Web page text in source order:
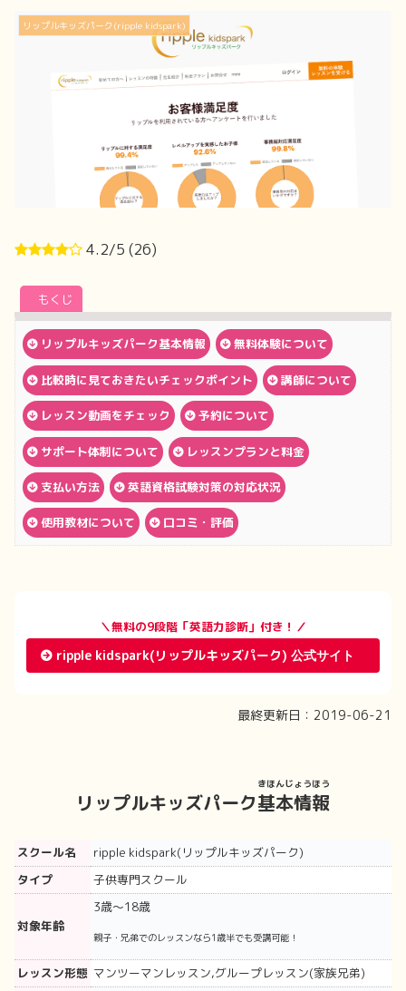
リップルキッズパーク(ripple kidspark)
4.2/5 (26)
もくじ
リップルキッズパーク基本情報 無料体験について
比較時に見ておきたいチェックポイント 講師について
レッスン動画をチェック 予約について
サポート体制について レッスンプランと料金
支払い方法 英語資格試験対策の対応状況
使用教材について 口コミ・評価
＼無料の9段階「英語力診断」付き！／
ripple kidspark(リップルキッズパーク)
最終更新日： 2019-06-21
リップルキッズパーク基本情報
きほんじょうほう
スクール名
ripple kidspark(リップルキッズパーク)
タイプ
子供専門スクール
対象年齢
3歳〜18歳
親子・兄弟でのレッスンなら1歳半でも受講可能！
レッスン形態 マンツーマンレッスン,グループレッスン(家族兄弟)